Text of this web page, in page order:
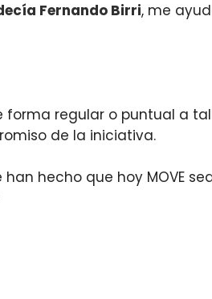
Fernando Birri, me
regular o puntual a
de la iniciativa.
hecho que hoy MOVE